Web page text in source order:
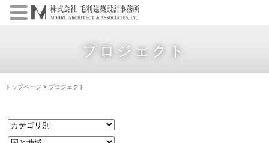
プロジェクト
トップページ > プロジェクト